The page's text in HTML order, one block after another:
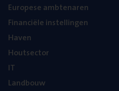
Euro­pe­se ambtenaren
Finan­ci­ë­le instellingen
Haven
Hout­sec­tor
IT
Land­bouw